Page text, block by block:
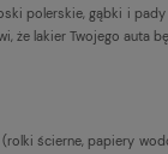
polerskie, gąbki i
że lakier Twojego auta
(rolki ścierne, papiery